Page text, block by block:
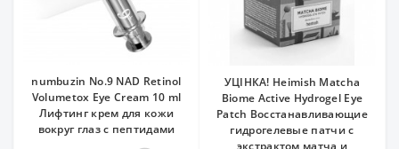
numbuzin No.9 NAD Retinol
Volumetox Eye Cream 10 ml
Лифтинг крем для кожи
вокруг глаз с пептидами
УЦІНКА! Heimish Matcha
Biome Active Hydrogel Eye
Patch Восстанавливающие
гидрогелевые патчи с
экстрактом матча и